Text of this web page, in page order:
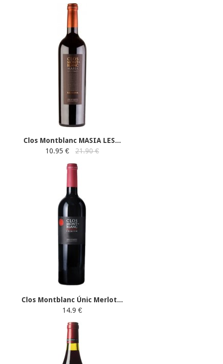
Clos Montblanc MASIA LES...
10.95 €
21.90 €
Clos Montblanc Únic Merlot...
14.9 €